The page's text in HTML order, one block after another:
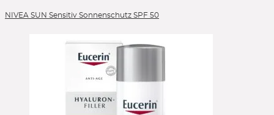
NIVEA SUN Sensitiv Sonnenschutz SPF 50